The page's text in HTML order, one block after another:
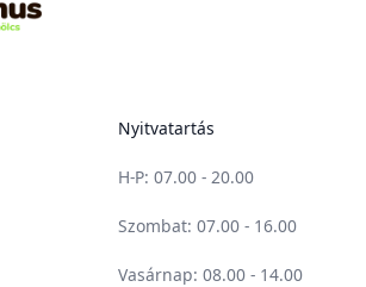
Nyitvatartás
H-P: 07.00 - 20.00
Szombat: 07.00 - 16.00
Vasárnap: 08.00 - 14.00